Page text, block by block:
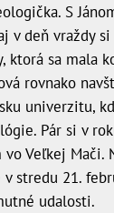
S
v deň vraždy
ktorá sa mala
rovnako
univerzitu,
Pár si v
Veľkej Mači.
stredu 21.
udalosti.